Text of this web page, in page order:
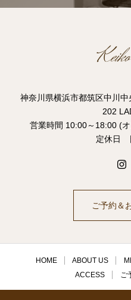
神奈川県横浜市都筑区中川
202
営業時間 10:00～18:00 (
定休日
ご予約＆
HOME ABOUT US
ACCESS
ご